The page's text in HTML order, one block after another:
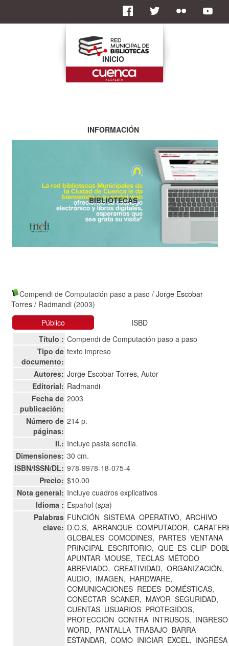
Compendi de Computación paso a paso /Jorge Escobar
Torres / Radmandi (2003)
Público
ISBD
Título : Compendi de Computación paso a paso
Tipo de
documento:
texto impreso
Autores: Jorge Escobar Torres, Autor
Editorial: Radmandi
Fecha de
publicación:
2003
Número de
páginas:
214 p.
Il.: Incluye pasta sencilla.
Dimensiones: 30 cm.
ISBN/ISSN/DL: 978-9978-18-075-4
Precio: $10.00
Nota general: Incluye cuadros explicativos
Idioma : Español (spa)
Palabras
clave:
FUNCIÓN SISTEMA OPERATIVO, ARCHIVO
D.O.S, ARRANQUE COMPUTADOR,
GLOBALES COMODINES, PARTES VENTANA
PRINCIPAL ESCRITORIO, QUE ES CLIP
APUNTAR MOUSE, TECLAS MÉTODO
ABREVIADO, CREATIVIDAD, ORGANIZACIÓN,
AUDIO, IMAGEN, HARDWARE,
COMUNICACIONES REDES DOMÉSTICAS,
CONECTAR SCANER, MAYOR SEGURIDAD,
CUENTAS USUARIOS PROTEGIDOS,
PROTECCIÓN CONTRA INTRUSOS, INGRESO
WORD, PANTALLA TRABAJO BARRA
ESTANDAR, COMO INICIAR EXCEL, INGRESA
INICIO
INFORMACIÓN
BIBLIOTECAS